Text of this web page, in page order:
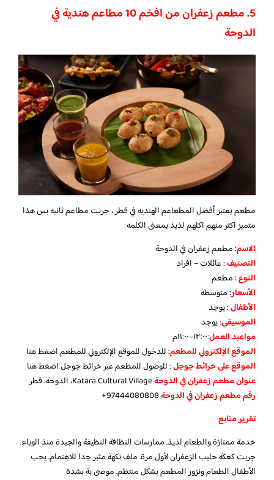
5. مطعم زعفران من افخم 10 مطاعم هندية في
الدوحة
مطعم يعتبر أفضل المطعاعم الهنديه في قطر ، جربت مطاعم ثانيه بس هذا
متميز اكثر منهم اكلهم لذيذ بمعنى الكلمه
الاسم: مطعم زعفران في الدوحة
التصنيف: عائلات – افراد
النوع :مطعم
الأسعار:متوسطة
الأطفال:يوجد
الموسيقى:يوجد
مواعيد العمل:١٢:٠٠–١١:٠٠م
الموقع الإلكتروني للمطعم: للدخول للموقع الإلكتروني للمطعماضغط هنا
الموقع على خرائط جوجل: للوصول للمطعم عبر خرائط جوجلاضغط هنا
عنوان مطعم زعفران في الدوحةKatara Cultural Village، الدوحة، قطر
رقم مطعم زعفران في الدوحة97444080808+
تقرير متابع
خدمة ممتازة والطعام لذيذ. ممارسات النظافة النظيفة والجيدة منذ الوباء.
جربت كعكة حليب الزعفران لأول مرة. ملف نكهة مثير جدا للاهتمام. يحب
الأطفال الطعام ونزور المطعم بشكل منتظم. موصى بة بشدة